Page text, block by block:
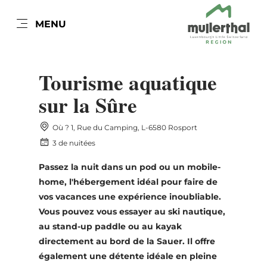
MENU
FR
Tourisme aquatique
sur la Sûre
Où ? 1, Rue du Camping, L-6580 Rosport
3 de nuitées
Passez la nuit dans un pod ou un mobile-
home, l'hébergement idéal pour faire de
vos vacances une expérience inoubliable.
Vous pouvez vous essayer au ski nautique,
au stand-up paddle ou au kayak
directement au bord de la Sauer. Il offre
également une détente idéale en pleine
lun mar mer jeu ven sam
3 4 5 6 7 8 9
13
17 18 19 20 21
28
Nombre de visiteurs
Nombre d'adultes
Nombre d'enfants
Prendre